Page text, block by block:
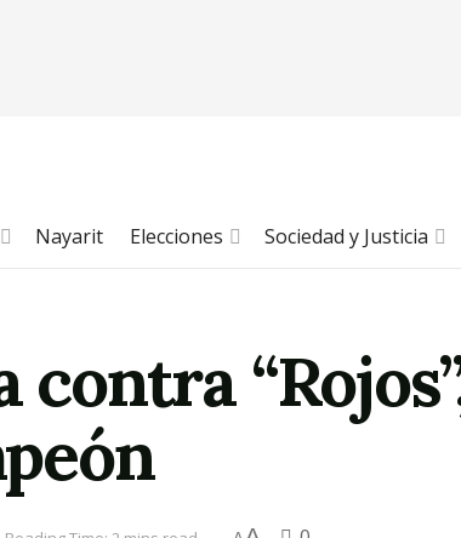
Nayarit Elecciones Sociedad y Justicia
contra